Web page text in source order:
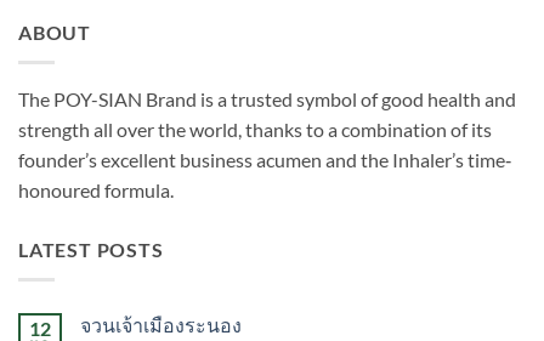
ABOUT
The POY-SIAN Brand is a trusted symbol of good health and
strength all over the world, thanks to a combination of its
founder’s excellent business acumen and the Inhaler’s time­‐
honoured formula.
LATEST POSTS
12 จวนเจ้าเมืองระนอง